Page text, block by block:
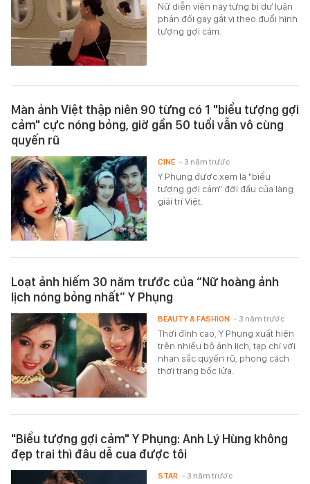
Nữ diễn viên này từng bị dư luận
phản đối gay gắt vì theo đuổi hình
tượng gợi cảm.
Màn ảnh Việt thập niên 90 từng có 1 "biểu tượng gợi
cảm" cực nóng bỏng, giờ gần 50 tuổi vẫn vô cùng
quyến rũ
Y Phụng được xem là "biểu
tượng gợi cảm" đời đầu của làng
giải trí Việt.
CINE - 3 năm trước
Loạt ảnh hiếm 30 năm trước của “Nữ hoàng ảnh
lịch nóng bỏng nhất” Y Phụng
Thời đỉnh cao, Y Phụng xuất hiện
trên nhiều bộ ảnh lịch, tạp chí với
nhan sắc quyến rũ, phong cách
thời trang bốc lửa.
BEAUTY & FASHION - 3 năm trước
"Biểu tượng gợi cảm" Y Phụng: Anh Lý Hùng không
đẹp trai thì đâu dễ cua được tôi
STAR - 3 năm trước